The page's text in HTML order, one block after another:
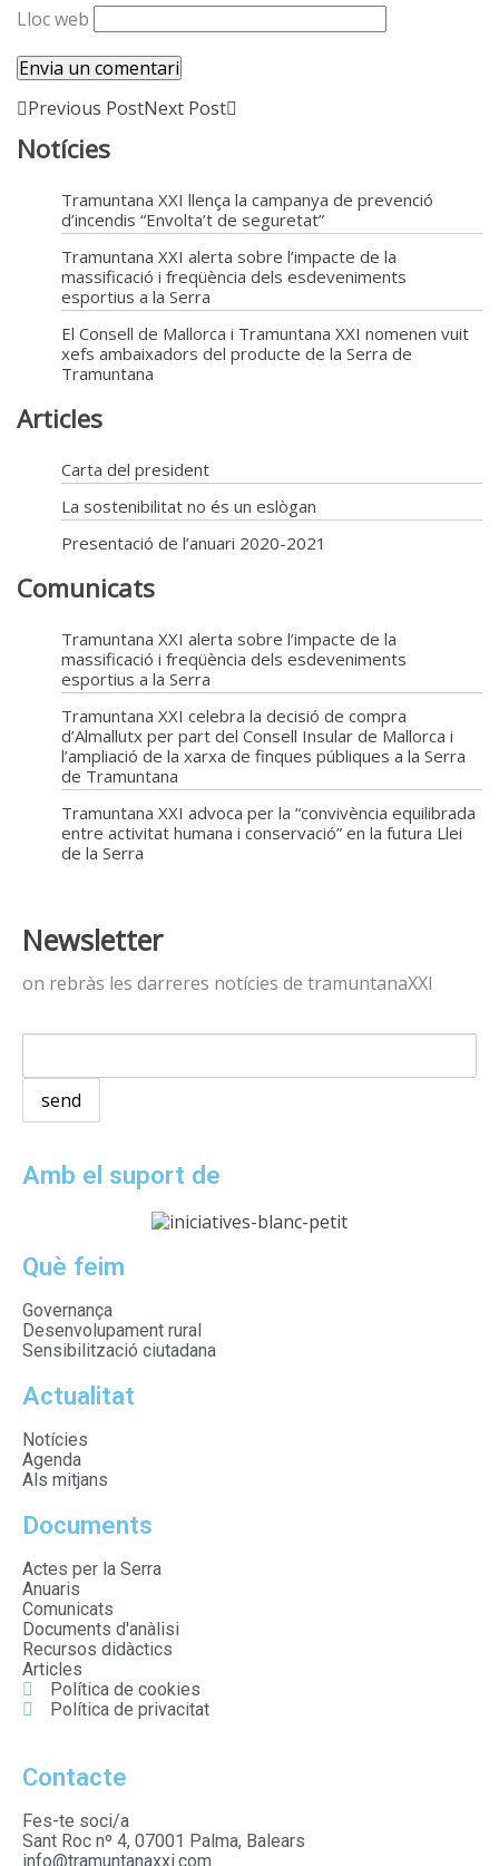
Lloc web
Previous PostNext Post
Notícies
Tramuntana XXI llença la campanya de prevenció
d’incendis “Envolta’t de seguretat”
Tramuntana XXI alerta sobre l’impacte de la
massificació i freqüència dels esdeveniments
esportius a la Serra
El Consell de Mallorca i Tramuntana XXI nomenen vuit
xefs ambaixadors del producte de la Serra de
Tramuntana
Articles
Carta del president
La sostenibilitat no és un eslògan
Presentació de l’anuari 2020-2021
Comunicats
Tramuntana XXI alerta sobre l’impacte de la
massificació i freqüència dels esdeveniments
esportius a la Serra
Tramuntana XXI celebra la decisió de compra
d’Almallutx per part del Consell Insular de Mallorca i
l’ampliació de la xarxa de finques públiques a la Serra
de Tramuntana
Tramuntana XXI advoca per la “convivència equilibrada
entre activitat humana i conservació” en la futura Llei
de la Serra
Newsletter
on rebràs les darreres notícies de tramuntanaXXI
Amb el suport de
Què feim
Governança
Desenvolupament rural
Sensibilització ciutadana
Actualitat
Notícies
Agenda
Als mitjans
Documents
Actes per la Serra
Anuaris
Comunicats
Documents d'anàlisi
Recursos didàctics
Articles
Política de cookies
Política de privacitat
Contacte
Fes-te soci/a
Sant Roc nº 4, 07001 Palma, Balears
info@tramuntanaxxi.com